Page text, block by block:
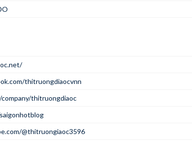
thitruongdiaocvnn
thitruongdiaoc
@thitruongiaoc3596